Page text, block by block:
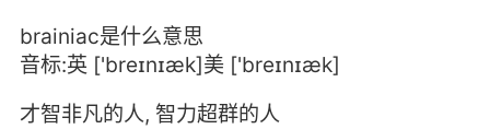
brainiac是什么意思
音标:英 ['breɪnɪæk]美 ['breɪnɪæk]
才智非凡的人, 智力超群的人